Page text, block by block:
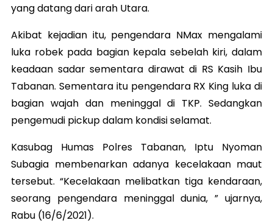
yang datang dari arah Utara.
Akibat kejadian itu, pengendara NMax mengalami
luka robek pada bagian kepala sebelah kiri, dalam
keadaan sadar sementara dirawat di RS Kasih Ibu
Tabanan. Sementara itu pengendara RX King luka di
bagian wajah dan meninggal di TKP. Sedangkan
pengemudi pickup dalam kondisi selamat.
Kasubag Humas Polres Tabanan, Iptu Nyoman
Subagia membenarkan adanya kecelakaan maut
tersebut. “Kecelakaan melibatkan tiga kendaraan,
seorang pengendara meninggal dunia, ” ujarnya,
Rabu (16/6/2021).